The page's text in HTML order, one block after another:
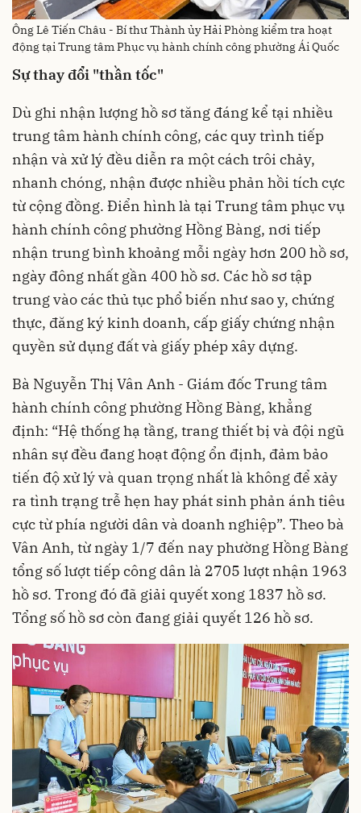
Ông Lê Tiến Châu - Bí thư Thành ủy Hải Phòng kiểm tra hoạt
động tại Trung tâm Phục vụ hành chính công phường Ái Quốc
Sự thay đổi "thần tốc"
Dù ghi nhận lượng hồ sơ tăng đáng kể tại nhiều
trung tâm hành chính công, các quy trình tiếp
nhận và xử lý đều diễn ra một cách trôi chảy,
nhanh chóng, nhận được nhiều phản hồi tích cực
từ cộng đồng. Điển hình là tại Trung tâm phục vụ
hành chính công phường Hồng Bàng, nơi tiếp
nhận trung bình khoảng mỗi ngày hơn 200 hồ sơ,
ngày đông nhất gần 400 hồ sơ. Các hồ sơ tập
trung vào các thủ tục phổ biến như sao y, chứng
thực, đăng ký kinh doanh, cấp giấy chứng nhận
quyền sử dụng đất và giấy phép xây dựng.
Bà Nguyễn Thị Vân Anh - Giám đốc Trung tâm
hành chính công phường Hồng Bàng, khẳng
định: “Hệ thống hạ tầng, trang thiết bị và đội ngũ
nhân sự đều đang hoạt động ổn định, đảm bảo
tiến độ xử lý và quan trọng nhất là không để xảy
ra tình trạng trễ hẹn hay phát sinh phản ánh tiêu
cực từ phía người dân và doanh nghiệp”. Theo bà
Vân Anh, từ ngày 1/7 đến nay phường Hồng Bàng
tổng số lượt tiếp công dân là 2705 lượt nhận 1963
hồ sơ. Trong đó đã giải quyết xong 1837 hồ sơ.
Tổng số hồ sơ còn đang giải quyết 126 hồ sơ.